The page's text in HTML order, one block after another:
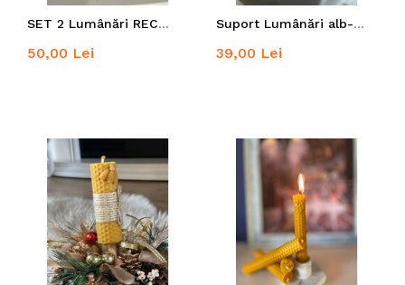
SET 2 Lumânări RECUNOȘTINȚĂ din ceară de albine 100% naturală
50,00 Lei
Suport Lumânări alb-negru
39,00 Lei